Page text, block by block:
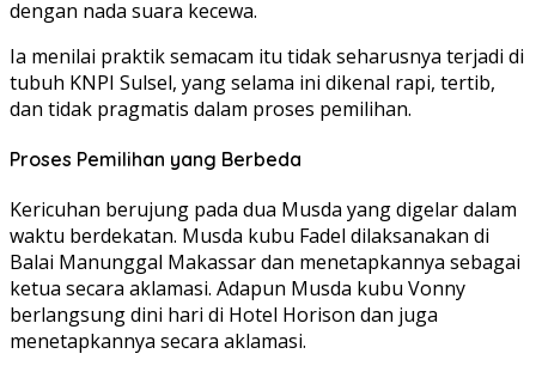
dengan nada suara kecewa.
Ia menilai praktik semacam itu tidak seharusnya terjadi di
tubuh KNPI Sulsel, yang selama ini dikenal rapi, tertib,
dan tidak pragmatis dalam proses pemilihan.
Proses Pemilihan yang Berbeda
Kericuhan berujung pada dua Musda yang digelar dalam
waktu berdekatan. Musda kubu Fadel dilaksanakan di
Balai Manunggal Makassar dan menetapkannya sebagai
ketua secara aklamasi. Adapun Musda kubu Vonny
berlangsung dini hari di Hotel Horison dan juga
menetapkannya secara aklamasi.